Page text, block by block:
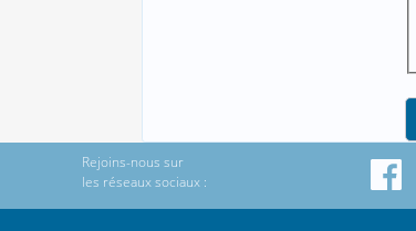
Rejoins-nous sur
les réseaux sociaux :